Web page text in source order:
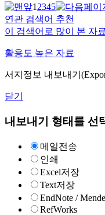
12345
연관 검색어 추천
이 검색어로 많이 본 자
활용도 높은 자료
서지정보 내보내기
닫기
내보내기 형태를 선
메일전송
인쇄
Excel저장
Text저장
EndNote /
RefWorks